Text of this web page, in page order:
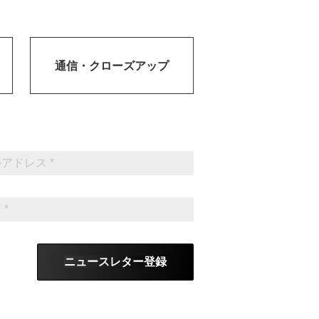
通信・ クローズアップ
ニュースレター登録